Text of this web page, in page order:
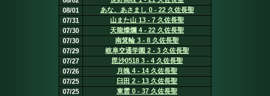
08/01
あな、あさまし 0 - 22 久佐長聖
07/31
山また山 13 - 7 久佐長聖
07/30
天龍燦爛 4 - 22 久佐長聖
07/30
南箕輪 3 - 8 久佐長聖
07/29
岐阜交通学園 2 - 3 久佐長聖
07/27
毘沙0518 3 - 4 久佐長聖
07/26
月魄 4 - 14 久佐長聖
07/25
臼田 2 - 13 久佐長聖
07/25
東雲 0 - 37 久佐長聖